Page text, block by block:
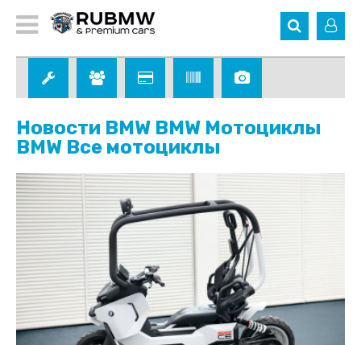
Новости BMW BMW Мотоциклы
BMW Все мотоциклы